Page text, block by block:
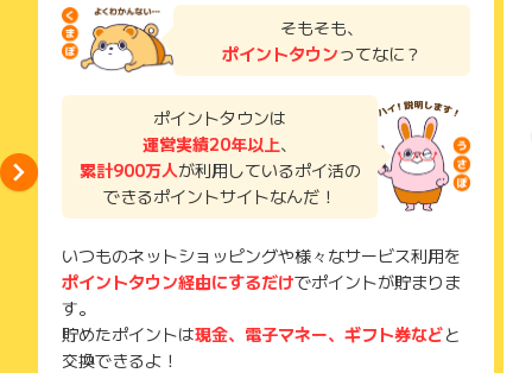
ゼッテリア、アカチャンホンポ（Online Shopのみ）、カーブ
ス、サンリブ、近商ストア、ハーベス、東武ストア、ヤマナ
カ、フランテ、フランテロゼなど
※ポイントの還元率および相当額表記は、1ポイント=5円相当と
して利用した場合です。なお、1ポイントの相当額は利用方法
により異なります。
（*1）対象店舗によってはアメリカン・エキスプレス®のカー
ドは優遇対象外となります。
（*2）最大20％ポイント還元には、ご利用金額の上限など 各
種条件・ご留意事項がございます。くわしくはこちらをご確認
ください。
（*3）特典には条件がございます。
（*4）ポイントプレゼントにあたり、各種条件がございます。
そもそも、
ポイントタウンってなに？
ポイントタウンは
運営実績20年以上、
累計900万人が利用しているポイ活の
できるポイントサイトなんだ！
いつものネットショッピングや様々なサービス利用を
ポイントタウン経由にするだけでポイントが貯まりま
す。
貯めたポイントは現金、電子マネー、ギフト券などと
交換できるよ！